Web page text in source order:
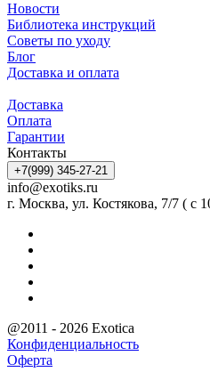
Новости
Библиотека инструкций
Советы по уходу
Блог
Доставка и оплата
Доставка
Оплата
Гарантии
Контакты
+7(999) 345-27-21
info@exotiks.ru
г. Москва, ул. Костякова, 7/7 ( с
@2011 - 2026 Exotica
Конфиденциальность
Оферта